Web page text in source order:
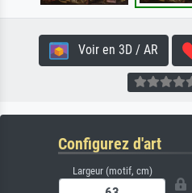
Voir en 3D / AR
Configurez d'art
Largeur (motif, cm)